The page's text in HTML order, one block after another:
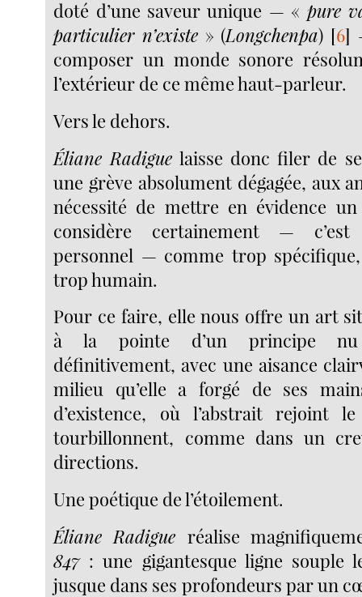
doté d’une saveur unique — « pure
particulier n’existe» (Longchenpa) [6]
composer un monde sonore
l’extérieur de ce même haut-parleur.
Vers le dehors.
Éliane Radigue laisse donc filer de
une grève absolument dégagée, aux
nécessité de mettre en évidence un
considère certainement —
personnel — comme trop
trop humain.
Pour ce faire, elle nous offre un art
à la pointe d’un principe
définitivement, avec une aisance
milieu qu’elle a forgé de ses
d’existence, où l’abstrait rejoint
tourbillonnent, comme dans un
directions.
Une poétique de l’étoilement.
Éliane Radigue réalise
847: une gigantesque ligne souple
jusque dans ses profondeurs par un